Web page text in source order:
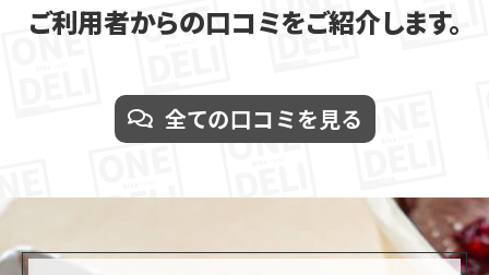
ご利用者からの口コミをご紹介します。
全ての口コミを見る